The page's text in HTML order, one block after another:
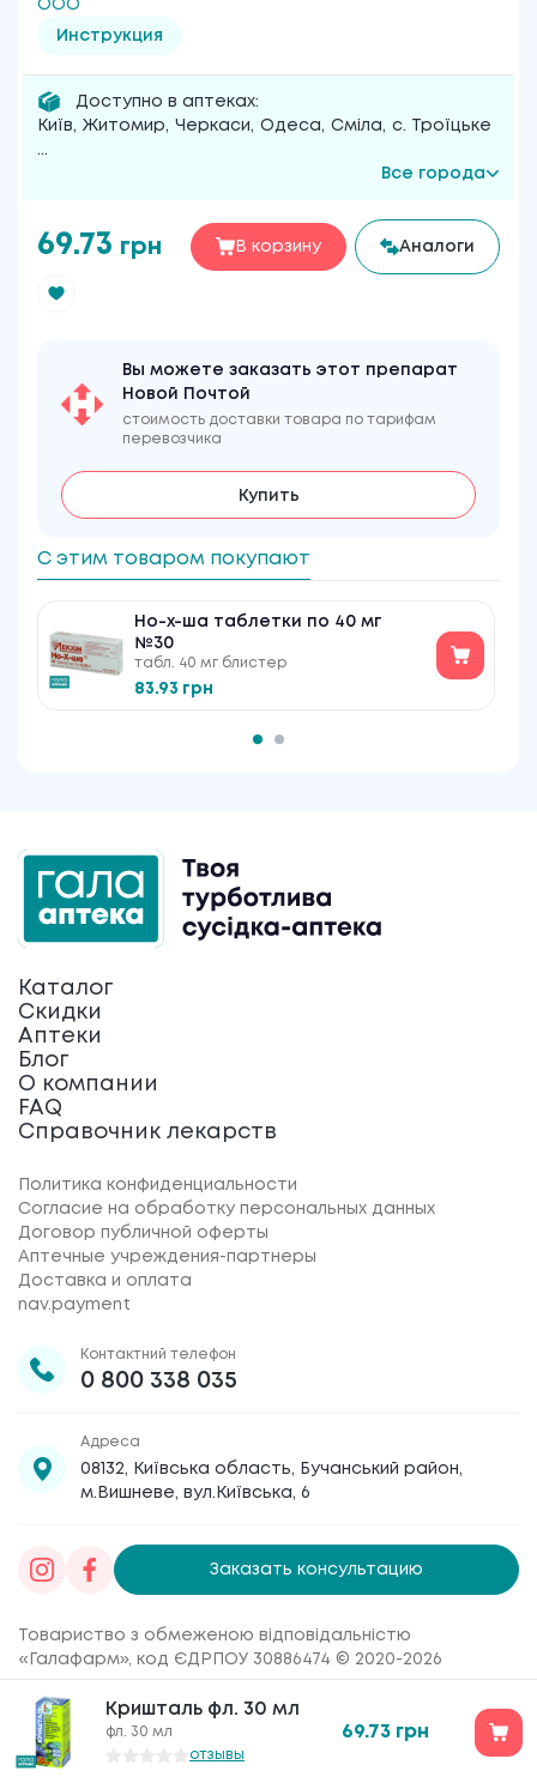
ООО
Инструкция
Доступно в аптеках:
Київ, Житомир, Черкаси, Одеса, Сміла, с. Троїцьке
...
Все города
69.73 грн В корзину Аналоги
Вы можете заказать этот препарат
Новой Почтой
стоимость доставки товара по тарифам
перевозчика
Купить
С этим товаром покупают
Но-х-ша таблетки по 40 мг
№30
табл. 40 мг блистер
83.93 грн
Кришталь фл. 30 мл
фл. 30 мл
отзывы
69.73 грн
Каталог
Скидки
Аптеки
Блог
О компании
FAQ
Справочник лекарств
Политика конфиденциальности
Согласие на обработку персональных данных
Договор публичной оферты
Аптечные учреждения-партнеры
Доставка и оплата
nav.payment
Контактний телефон
0 800 338 035
Адреса
08132, Київська область, Бучанський район,
м.Вишневе, вул.Київська, 6
Заказать консультацию
Товариство з обмеженою відповідальністю
«Галафарм», код ЄДРПОУ 30886474 © 2020-2026